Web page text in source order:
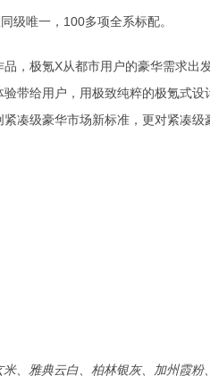
级唯一，100多项全系标配。
，极氪X从都市用户的豪华需求出
带给用户，用极致纯粹的极氪式
凑级豪华市场新标准，更对紧凑
、雅典云白、柏林银灰、加州霞粉